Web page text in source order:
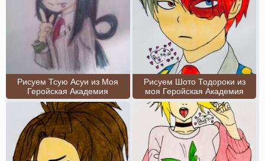
Рисуем Тсую Асуи из Моя
Геройская Академия
Рисуем Шото Тодороки из
моя Геройская Академия